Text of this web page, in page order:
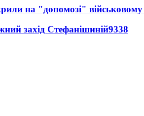
на "допомозі"
захід Стефанішиній9338